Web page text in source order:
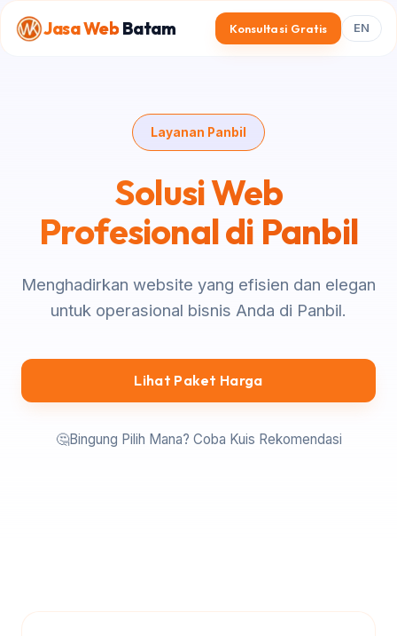
Jasa Web Batam Konsultasi Gratis EN
Layanan Panbil
Solusi Web
Profesional di Panbil
Menghadirkan website yang efisien dan elegan
untuk operasional bisnis Anda di Panbil.
Lihat Paket Harga
🤔Bingung Pilih Mana? Coba Kuis Rekomendasi